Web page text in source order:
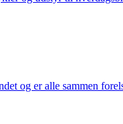
og er alle sammen